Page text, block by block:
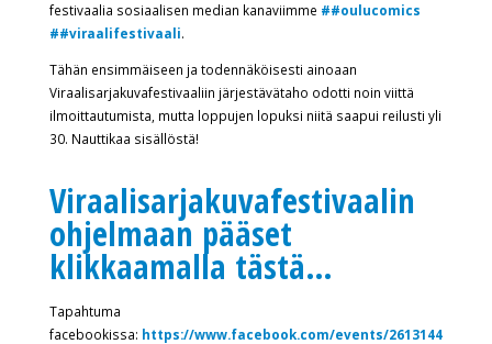
festivaalia sosiaalisen median kanaviimme ##oulucomics
##viraalifestivaali.
Tähän ensimmäiseen ja todennäköisesti ainoaan
Viraalisarjakuvafestivaaliin järjestävätaho odotti noin viittä
ilmoittautumista, mutta loppujen lopuksi niitä saapui reilusti yli
30. Nauttikaa sisällöstä!
Viraalisarjakuvafestivaalin
ohjelmaan pääset
klikkaamalla tästä…
Tapahtuma
facebookissa: https://www.facebook.com/events/2613144